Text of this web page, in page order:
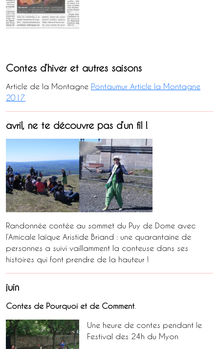
Contes d’hiver et autres saisons
Article de la Montagne Pontaumur Article la Montagne
2017
avril, ne te découvre pas d’un fil !
Randonnée contée au sommet du Puy de Dome avec
l’Amicale laïque Aristide Briand : une quarantaine de
personnes a suivi vaillamment la conteuse dans ses
histoires qui font prendre de la hauteur !
juin
Contes de Pourquoi et de Comment
Une heure de contes pendant le
Festival des 24h du Myon